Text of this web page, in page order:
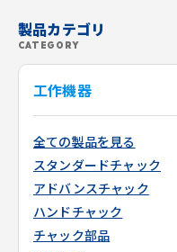
製品カテゴリ
CATEGORY
工作機器
全ての製品を見る
スタンダードチャック
アドバンスチャック
ハンドチャック
チャック部品